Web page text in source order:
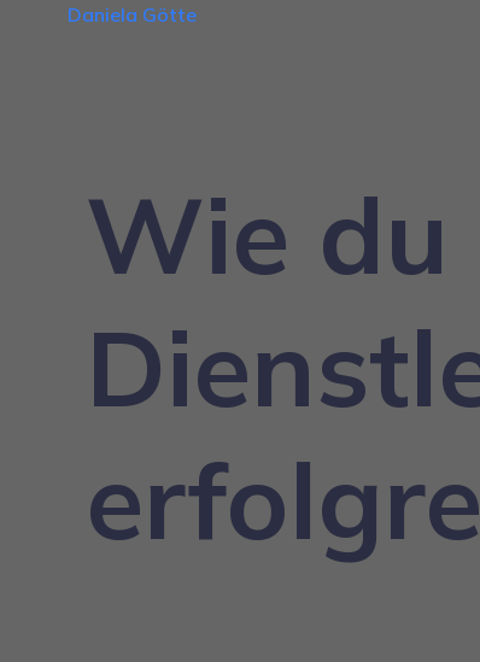
Daniela Götte
Wie du